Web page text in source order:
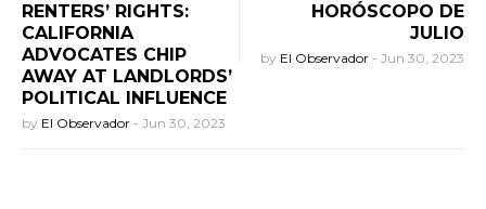
RENTERS’ RIGHTS:
CALIFORNIA
ADVOCATES CHIP
AWAY AT LANDLORDS’
POLITICAL INFLUENCE
by El Observador - Jun 30, 2023
HORÓSCOPO DE
JULIO
by El Observador - Jun 30, 2023